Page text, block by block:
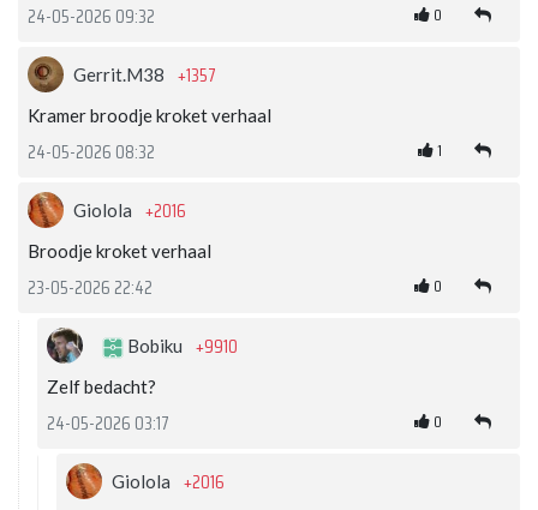
24-05-2026 09:32 0
Gerrit.M38 +1357
Kramer broodje kroket verhaal
24-05-2026 08:32 1
Giolola +2016
Broodje kroket verhaal
23-05-2026 22:42 0
Bobiku +9910
Zelf bedacht?
24-05-2026 03:17 0
Giolola +2016